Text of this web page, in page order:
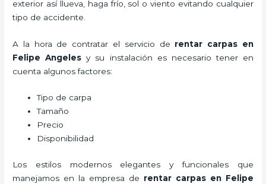
exterior así llueva, haga frío, sol o viento evitando cualquier
tipo de accidente.
A la hora de contratar el servicio de rentar carpas en
Felipe Angeles y su instalación es necesario tener en
cuenta algunos factores:
Tipo de carpa
Tamaño
Precio
Disponibilidad
Los estilos modernos elegantes y funcionales que
manejamos en la empresa de rentar carpas en Felipe